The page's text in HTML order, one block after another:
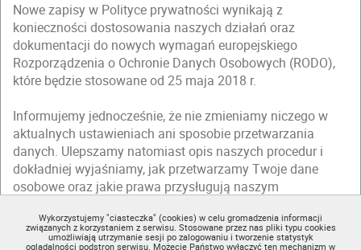
Wykorzystujemy "ciasteczka" (cookies) w celu gromadzenia informacji
związanych z korzystaniem z serwisu. Stosowane przez nas pliki typu cookies
umożliwiają utrzymanie sesji po zalogowaniu i tworzenie statystyk
oglądalności podstron serwisu. Możecie Państwo wyłączyć ten mechanizm w
Nowe zapisy w Polityce prywatności wynikają z
konieczności dostosowania naszych działań oraz
dokumentacji do nowych wymagań europejskiego
Rozporządzenia o Ochronie Danych Osobowych (RODO),
które będzie stosowane od 25 maja 2018 r.
Informujemy jednocześnie, że nie zmieniamy niczego w
aktualnych ustawieniach ani sposobie przetwarzania
danych. Ulepszamy natomiast opis naszych procedur i
dokładniej wyjaśniamy, jak przetwarzamy Twoje dane
osobowe oraz jakie prawa przysługują naszym
Zapraszamy Cię do zapoznania się ze zmienionąPolityką